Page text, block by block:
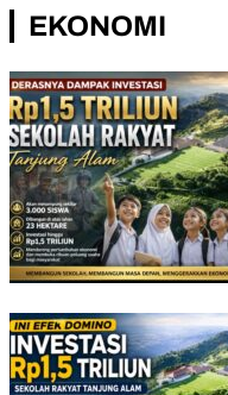
EKONOMI